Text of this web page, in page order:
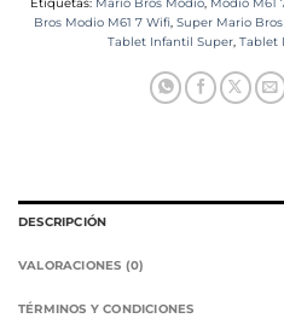
Etiquetas: Mario Bros Modio, Modio M61
Bros Modio M61 7 Wifi, Super Mario
Tablet Infantil Super, Tablet
DESCRIPCIÓN
VALORACIONES (0)
TÉRMINOS Y CONDICIONES